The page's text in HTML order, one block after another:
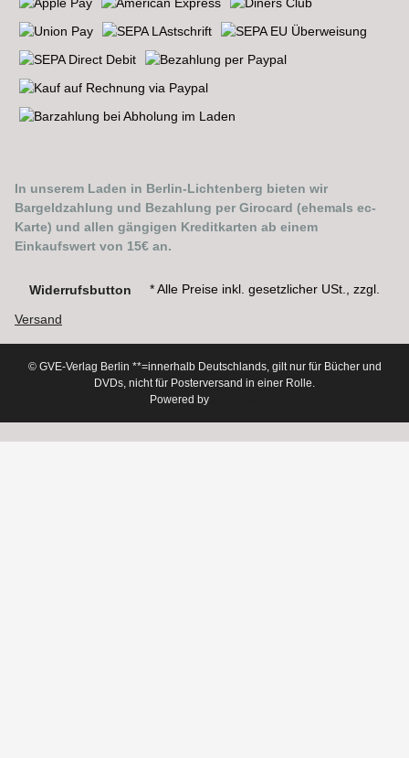
In unserem Laden in Berlin-Lichtenberg bieten wir
Bargeldzahlung und Bezahlung per Girocard (ehemals ec-
Karte) und allen gängigen Kreditkarten ab einem
Einkaufswert von 15€ an.
Widerrufsbutton * Alle Preise inkl. gesetzlicher USt., zzgl.
Versand
© GVE-Verlag Berlin **=innerhalb Deutschlands, gilt nur für Bücher und
DVDs, nicht für Posterversand in einer Rolle.
Powered by